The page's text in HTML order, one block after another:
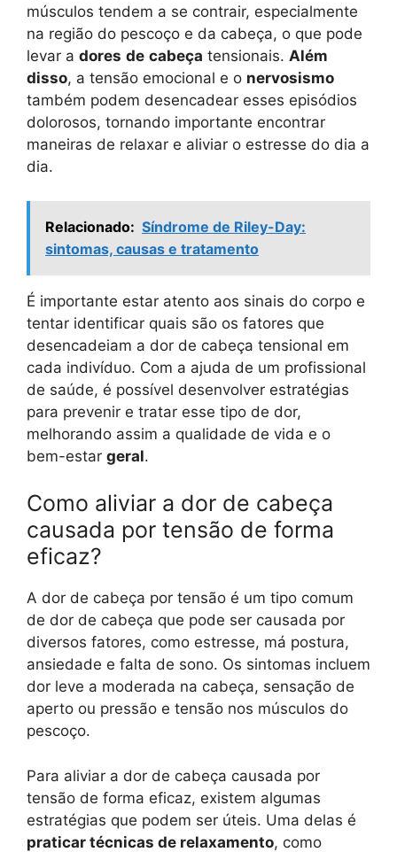
músculos tendem a se contrair, especialmente
na região do pescoço e da cabeça, o que pode
levar a dores de cabeça tensionais. Além
disso, a tensão emocional e o nervosismo
também podem desencadear esses episódios
dolorosos, tornando importante encontrar
maneiras de relaxar e aliviar o estresse do dia a
dia.
Relacionado: Síndrome de Riley-Day:
sintomas, causas e tratamento
É importante estar atento aos sinais do corpo e
tentar identificar quais são os fatores que
desencadeiam a dor de cabeça tensional em
cada indivíduo. Com a ajuda de um profissional
de saúde, é possível desenvolver estratégias
para prevenir e tratar esse tipo de dor,
melhorando assim a qualidade de vida e o
bem-estar geral.
Como aliviar a dor de cabeça
causada por tensão de forma
eficaz?
A dor de cabeça por tensão é um tipo comum
de dor de cabeça que pode ser causada por
diversos fatores, como estresse, má postura,
ansiedade e falta de sono. Os sintomas incluem
dor leve a moderada na cabeça, sensação de
aperto ou pressão e tensão nos músculos do
pescoço.
Para aliviar a dor de cabeça causada por
tensão de forma eficaz, existem algumas
estratégias que podem ser úteis. Uma delas é
praticar técnicas de relaxamento, como